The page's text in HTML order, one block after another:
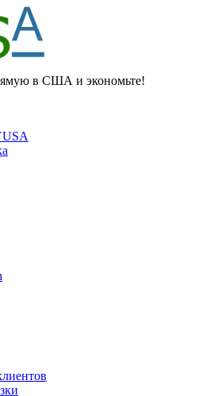
в США и экономьте!